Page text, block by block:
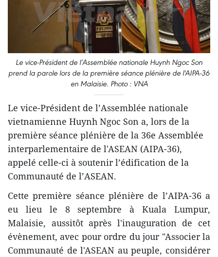
Le vice-Président de l’Assemblée nationale Huynh Ngoc Son
prend la parole lors de la première séance plénière de l'AIPA-36
en Malaisie. Photo : VNA
Le vice-Président de l’Assemblée nationale
vietnamienne Huynh Ngoc Son a, lors de la
première séance plénière de la 36e Assemblée
interparlementaire de l'ASEAN (AIPA-36),
appelé celle-ci à soutenir l’édification de la
Communauté de l’ASEAN.
Cette première séance plénière de l’AIPA-36 a
eu lieu le 8 septembre à Kuala Lumpur,
Malaisie, aussitôt après l'inauguration de cet
évènement, avec pour ordre du jour "Associer la
Communauté de l'ASEAN au peuple, considérer